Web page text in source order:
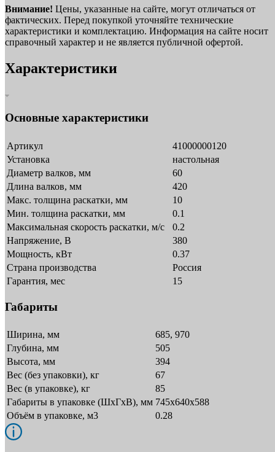
Внимание! Цены, указанные на сайте, могут отличаться от
фактических. Перед покупкой уточняйте технические
характеристики и комплектацию. Информация на сайте носит
справочный характер и не является публичной офертой.
Характеристики
Основные характеристики
Артикул
41000000120
Установка
настольная
Диаметр валков, мм
60
Длина валков, мм
420
Макс. толщина раскатки, мм
10
Мин. толщина раскатки, мм
0.1
Максимальная скорость раскатки, м/с
0.2
Напряжение, В
380
Мощность, кВт
0.37
Страна производства
Россия
Гарантия, мес
15
Габариты
Ширина, мм
685, 970
Глубина, мм
505
Высота, мм
394
Вес (без упаковки), кг
67
Вес (в упаковке), кг
85
Габариты в упаковке (ШxГxВ), мм 745х640х588
Объём в упаковке, м3
0.28